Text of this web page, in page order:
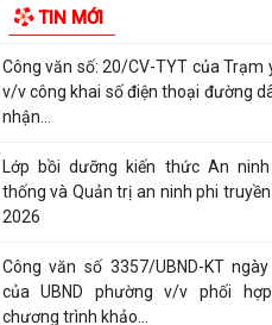
TIN MỚI
thanh thiếu nhi năm 2026
Công văn số: 20/CV-TYT của Trạm
v/v công khai số điện thoại đường
nhận...
Lớp bồi dưỡng kiến thức An
thống và Quản trị an ninh phi
2026
Công văn số 3357/UBND-KT
của UBND phường v/v phối
chương trình khảo...